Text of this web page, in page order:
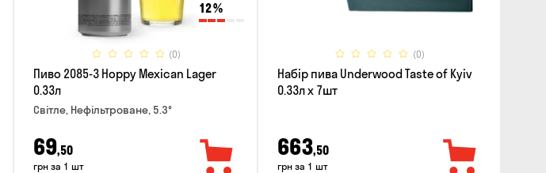
12%
(0)
Пиво 2085-3 Hoppy Mexican Lager
0.33л
Світле, Нефільтроване, 5.3°
69,50
грн за 1 шт
(0)
Набір пива Underwood Taste of Kyiv
0.33л x 7шт
663,50
грн за 1 шт